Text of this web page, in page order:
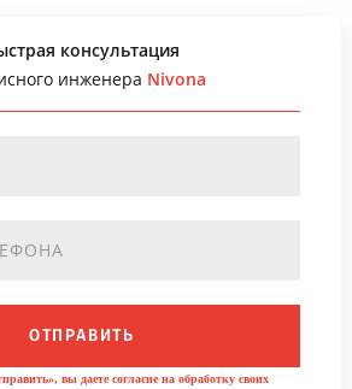
консультация
инженера Nivona
ОТПРАВИТЬ
вы даете согласие на обработку своих